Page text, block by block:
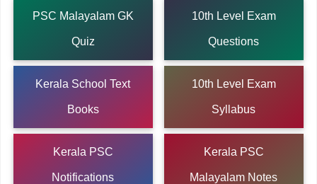
PSC Malayalam GK
Quiz
10th Level Exam
Questions
Kerala School Text
Books
10th Level Exam
Syllabus
Kerala PSC
Notifications
Kerala PSC
Malayalam Notes